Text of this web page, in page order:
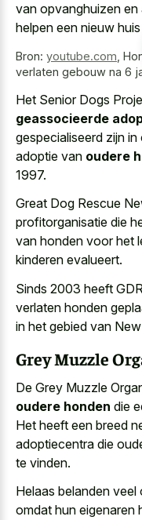
van opvanghuizen
helpen een nieuw
Bron: youtube.com,
verlaten gebouw na 6
Het Senior Dogs
geassocieerde
gespecialiseerd zijn
adoptie van oudere
1997.
Great Dog Rescue
profitorganisatie die
van honden voor het
kinderen evalueert.
Sinds 2003 heeft
verlaten honden
in het gebied van
Grey Muzzle
De Grey Muzzle
oudere honden die
Het heeft een breed
adoptiecentra die
te vinden.
Helaas belanden
omdat hun eigenaren